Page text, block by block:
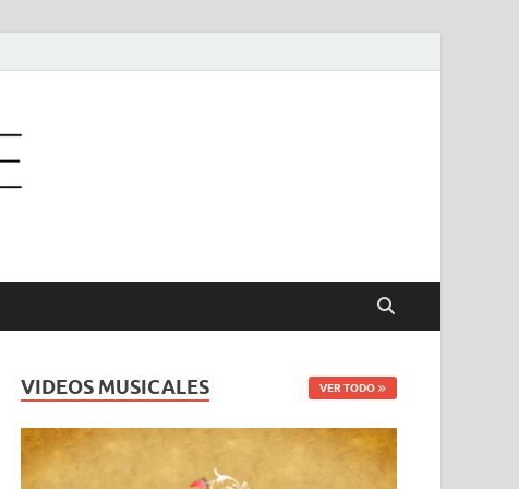
VIDEOS MUSICALES VER TODO